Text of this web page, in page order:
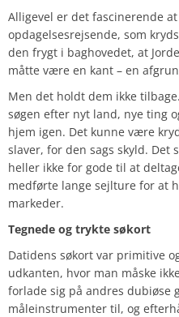
Alligevel er det fascinerende
opdagelsesrejsende, som
den frygt i baghovedet, at
måtte være en kant – en
Men det holdt dem ikke
søgen efter nyt land, nye ting
hjem igen. Det kunne være
slaver, for den sags skyld. Det
heller ikke for gode til at
medførte lange sejlture for at
markeder.
Tegnede og trykte søkort
Datidens søkort var primitive
udkanten, hvor man måske
forlade sig på andres dubiøse
måleinstrumenter til, og